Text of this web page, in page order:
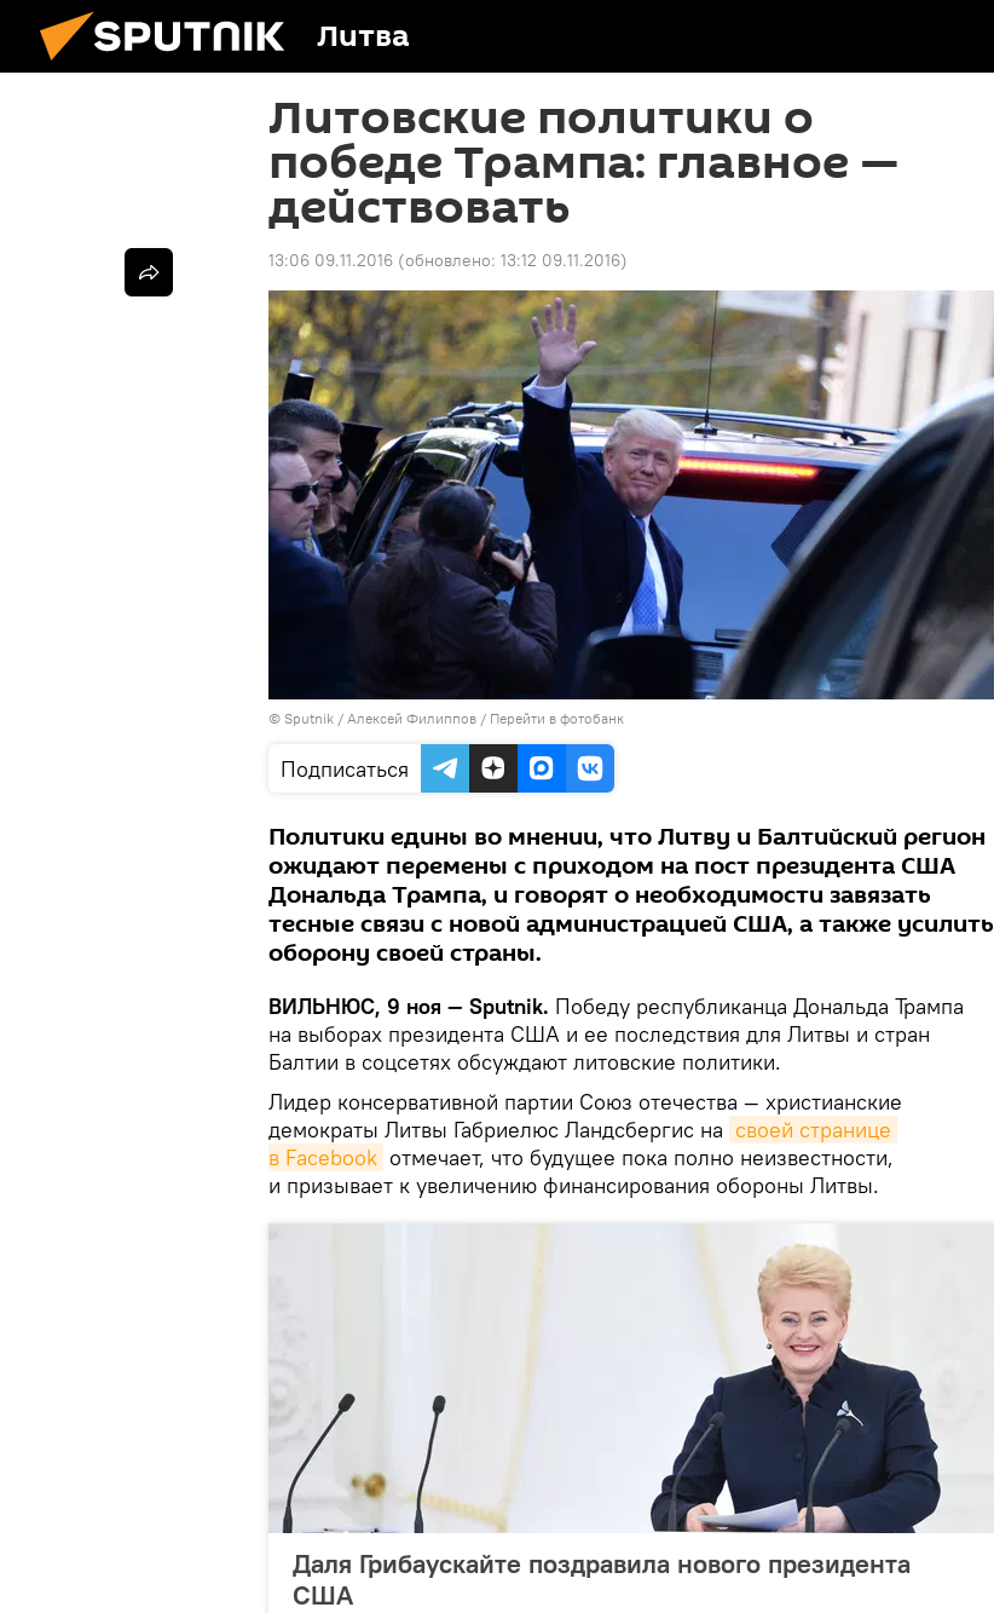
Литва
Литовские политики о
победе Трампа: главное —
действовать
13:06 09.11.2016 (обновлено: 13:12 09.11.2016)
© Sputnik / Алексей Филиппов / Перейти в фотобанк
Подписаться
Политики едины во мнении, что Литву и Балтийский регион
ожидают перемены с приходом на пост президента США
Дональда Трампа, и говорят о необходимости завязать
тесные связи с новой администрацией США, а также усилить
оборону своей страны.
ВИЛЬНЮС, 9 ноя — Sputnik. Победу республиканца Дональда Трампа
на выборах президента США и ее последствия для Литвы и стран
Балтии в соцсетях обсуждают литовские политики.
Лидер консервативной партии Союз отечества — христианские
демократы Литвы Габриелюс Ландсбергис на своей странице
в Facebook отмечает, что будущее пока полно неизвестности,
и призывает к увеличению финансирования обороны Литвы.
Даля Грибаускайте поздравила нового президента
США